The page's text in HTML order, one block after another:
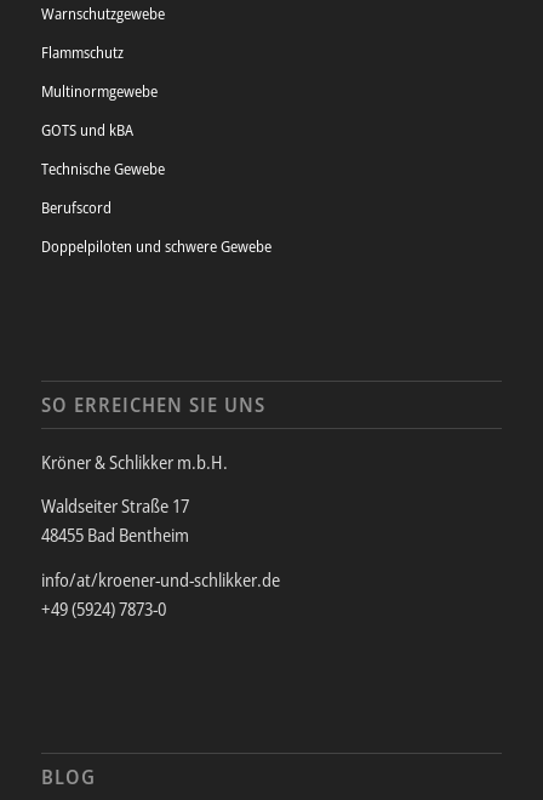
Warnschutzgewebe
Flammschutz
Multinormgewebe
GOTS und kBA
Technische Gewebe
Berufscord
Doppelpiloten und schwere Gewebe
SO ERREICHEN SIE UNS
Kröner & Schlikker m.b.H.
Waldseiter Straße 17
48455 Bad Bentheim
info/at/kroener-und-schlikker.de
+49 (5924) 7873-0
BLOG